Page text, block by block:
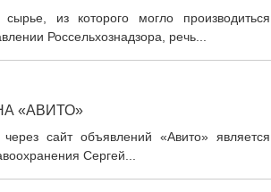
из которого могло производиться
Россельхознадзора, речь...
«АВИТО»
сайт объявлений «Авито» является
Сергей...